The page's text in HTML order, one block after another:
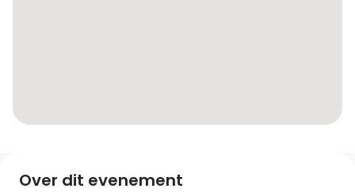
Over dit evenement